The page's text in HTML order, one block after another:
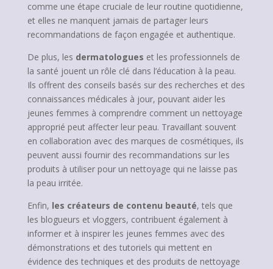
comme une étape cruciale de leur routine quotidienne,
et elles ne manquent jamais de partager leurs
recommandations de façon engagée et authentique.
De plus, les dermatologues et les professionnels de
la santé jouent un rôle clé dans l’éducation à la peau.
Ils offrent des conseils basés sur des recherches et des
connaissances médicales à jour, pouvant aider les
jeunes femmes à comprendre comment un nettoyage
approprié peut affecter leur peau. Travaillant souvent
en collaboration avec des marques de cosmétiques, ils
peuvent aussi fournir des recommandations sur les
produits à utiliser pour un nettoyage qui ne laisse pas
la peau irritée.
Enfin, les créateurs de contenu beauté, tels que
les blogueurs et vloggers, contribuent également à
informer et à inspirer les jeunes femmes avec des
démonstrations et des tutoriels qui mettent en
évidence des techniques et des produits de nettoyage